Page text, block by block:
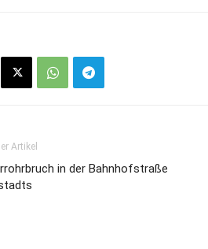
Artikel
in der Bahnhofstraße